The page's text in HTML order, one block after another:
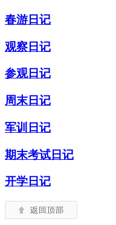
春游日记
观察日记
参观日记
周末日记
军训日记
期末考试日记
开学日记